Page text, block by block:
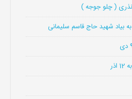
بیاد شهید حاج قاسم سلیمانی